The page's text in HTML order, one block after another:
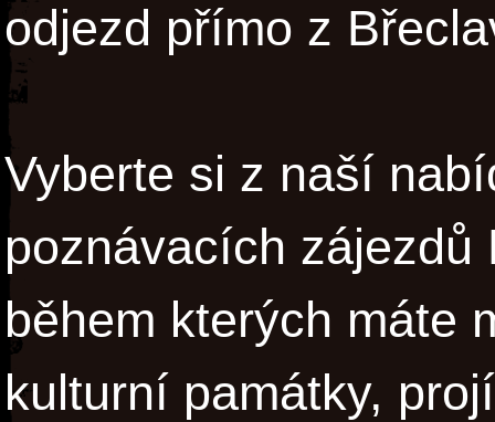
odjezd přímo z
Vyberte si z naší
poznávacích zájezdů
během kterých máte
kulturní památky,